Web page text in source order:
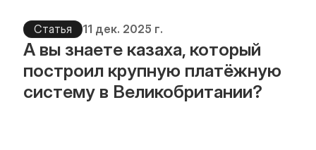
Статья 11 дек. 2025 г.
А вы знаете казаха, который
построил крупную платёжную
систему в Великобритании?